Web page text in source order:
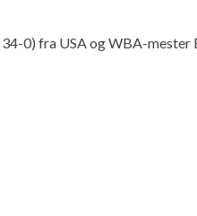
0) fra USA og WBA-mester